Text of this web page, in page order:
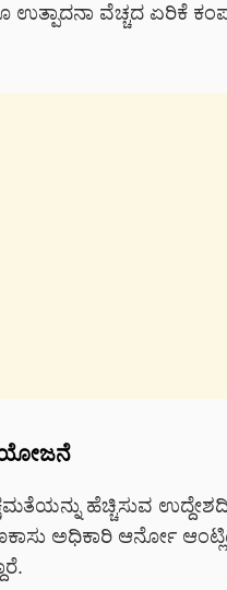
ಉತ್ಪಾದನಾ ವೆಚ್ಚದ ಏರಿಕೆ
ಯೋಜನೆ
ಹೆಚ್ಚಿಸುವ
ಅಧಿಕಾರಿ ಆರ್ನೋ